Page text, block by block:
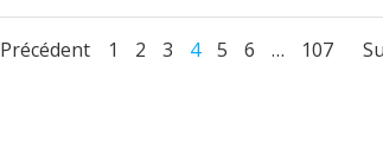
Navigation
Précédent
Navigation
Page
1 Page
2 Page
3 Page
4 Page
5 Page
6 … Page
107